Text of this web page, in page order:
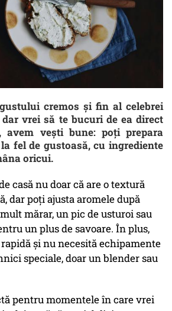
cremos și fin al celebrei
vrei să te bucuri de ea direct
avem vești bune: poți prepara
fel de gustoasă, cu ingrediente
oricui.
casă nu doar că are o textură
dar poți ajusta aromele după
mărar, un pic de usturoi sau
un plus de savoare. În plus,
și nu necesită echipamente
speciale, doar un blender sau
pentru momentele în care vrei